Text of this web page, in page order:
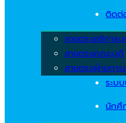
ติดต่
สายตรงอธิการ
สายตรงคณะบดี
สายตรงฝ่ายการ
ระบ
นักศึ